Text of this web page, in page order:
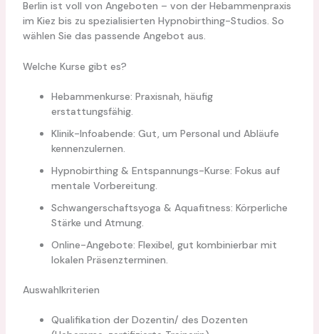
Berlin ist voll von Angeboten – von der Hebammenpraxis
im Kiez bis zu spezialisierten Hypnobirthing-Studios. So
wählen Sie das passende Angebot aus.
Welche Kurse gibt es?
Hebammenkurse: Praxisnah, häufig
erstattungsfähig.
Klinik-Infoabende: Gut, um Personal und Abläufe
kennenzulernen.
Hypnobirthing & Entspannungs-Kurse: Fokus auf
mentale Vorbereitung.
Schwangerschaftsyoga & Aquafitness: Körperliche
Stärke und Atmung.
Online-Angebote: Flexibel, gut kombinierbar mit
lokalen Präsenzterminen.
Auswahlkriterien
Qualifikation der Dozentin/ des Dozenten